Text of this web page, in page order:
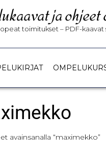
ja ohjeet
toimitukset – PDF-kaavat
avainsanalla “maximekko”